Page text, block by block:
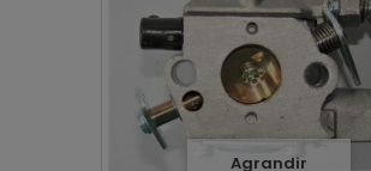
Agrandir